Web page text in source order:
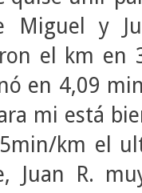
Miguel y
el km en
en 4,09
mi está
km el
Juan R.